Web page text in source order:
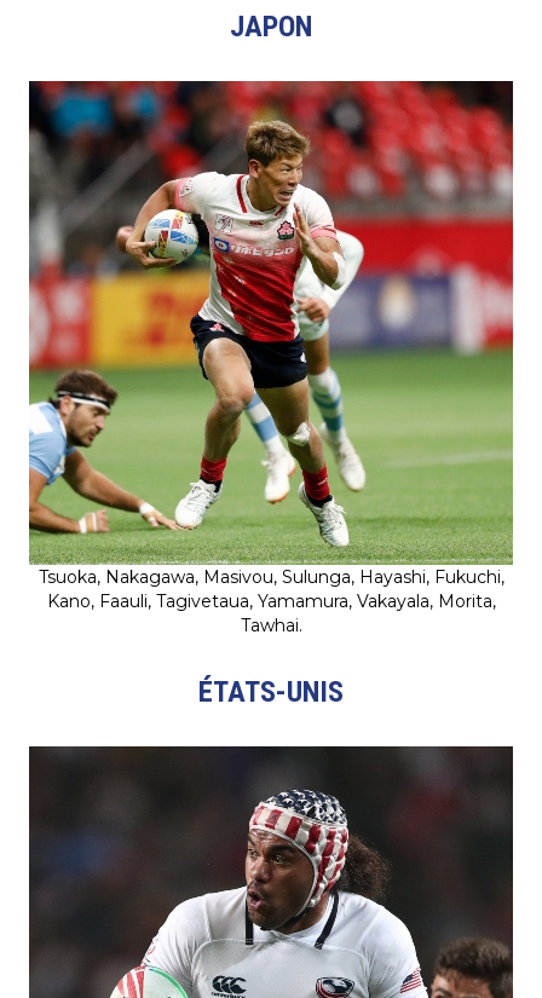
JAPON
Tsuoka, Nakagawa, Masivou, Sulunga, Hayashi, Fukuchi,
Kano, Faauli, Tagivetaua, Yamamura, Vakayala, Morita,
Tawhai.
ÉTATS-UNIS